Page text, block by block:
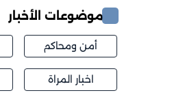
موضوعات الأخبار
أمن ومحاكم
اخبار المراة